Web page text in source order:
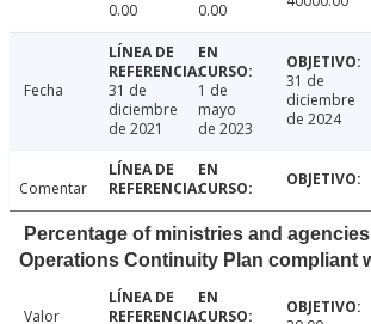
0.00
0.00
Fecha
31 de
diciembre
de 2021
1 de
mayo
de 2023
31 de
diciembre
de 2024
Comentar
Percentage of ministries and
Operations Continuity Plan compliant
Valor